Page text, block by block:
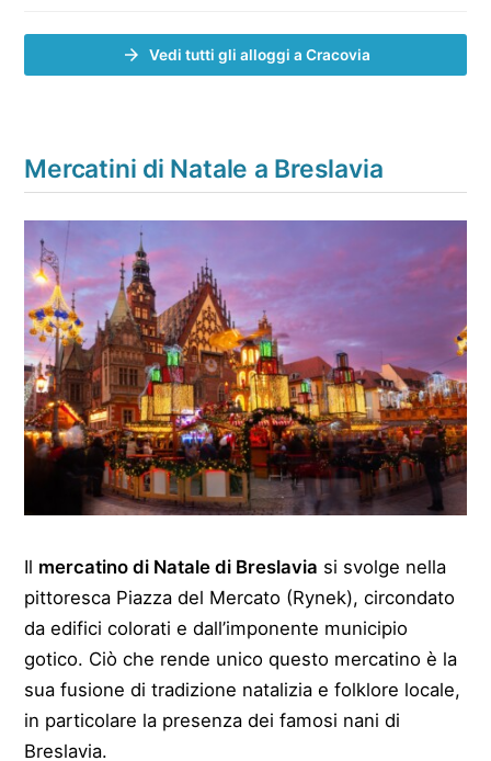
Vedi tutti gli alloggi a Cracovia
Mercatini di Natale a Breslavia
Il mercatino di Natale di Breslavia si svolge nella
pittoresca Piazza del Mercato (Rynek), circondato
da edifici colorati e dall’imponente municipio
gotico. Ciò che rende unico questo mercatino è la
sua fusione di tradizione natalizia e folklore locale,
in particolare la presenza dei famosi nani di
Breslavia.